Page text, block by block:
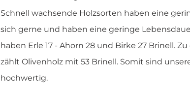
Schnell wachsende Holzsorten haben eine
sich gerne und haben eine geringe
haben Erle 17 - Ahorn 28 und Birke 27 Brinell.
zählt Olivenholz mit 53 Brinell. Somit sind
hochwertig.